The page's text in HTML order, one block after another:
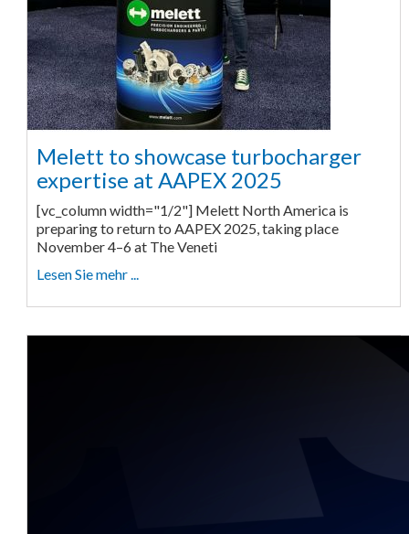
Melett to showcase turbocharger
expertise at AAPEX 2025
[vc_column width="1/2"] Melett North America is
preparing to return to AAPEX 2025, taking place
November 4–6 at The Veneti
Lesen Sie mehr ...